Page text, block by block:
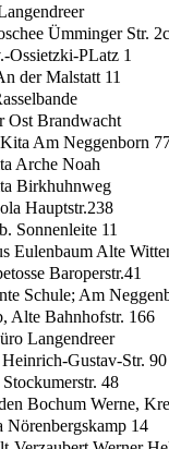
Ümminger Str. 2c
Ossietzki-PLatz 1
der Malstatt 11
Ost Brandwacht
Am Neggenborn
Arche Noah
Birkhuhnweg
Hauptstr.238
Sonnenleite 11
Eulenbaum Alte
Baroperstr.41
Schule; Am
Alte Bahnhofstr. 166
Langendreer
Gustav-Str. 90
48
Bochum Werne,
Nörenbergskamp 14